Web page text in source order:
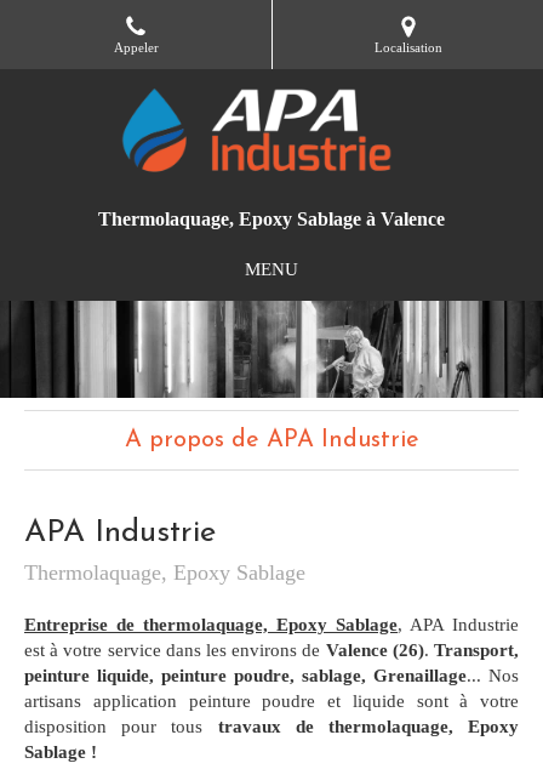
Appeler Localisation
Thermolaquage, Epoxy Sablage à Valence
MENU
A propos de APA Industrie
APA Industrie
Thermolaquage, Epoxy Sablage
Entreprise de thermolaquage, Epoxy Sablage, APA Industrie
est à votre service dans les environs de Valence (26).Transport,
peinture liquide, peinture poudre, sablage, Grenaillage... Nos
artisans application peinture poudre et liquide sont à votre
disposition pour tous travaux de thermolaquage, Epoxy
Sablage !